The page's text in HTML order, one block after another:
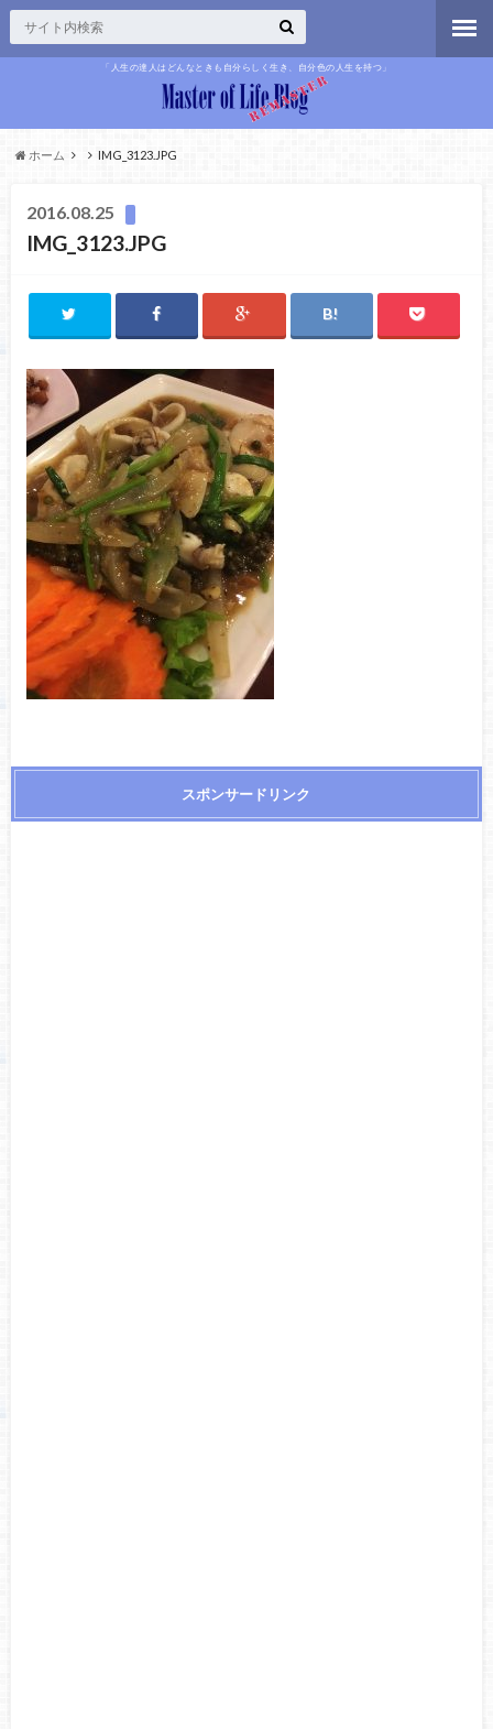
「人生の達人はどんなときも自分らしく生き、自分色の人生を持つ」
ホーム IMG_3123.JPG
2016.08.25
IMG_3123.JPG
スポンサードリンク